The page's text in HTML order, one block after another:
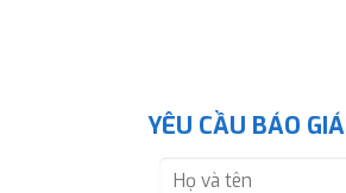
YÊU CẦU BÁO GIÁ